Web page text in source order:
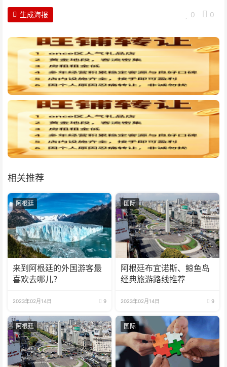
0 0
生成海报
相关推荐
阿根廷
来到阿根廷的外国游客最
喜欢去哪儿？
2023年02月14日 9
国际
阿根廷布宜诺斯、鲸鱼岛
经典旅游路线推荐
2023年02月14日 9
阿根廷 国际